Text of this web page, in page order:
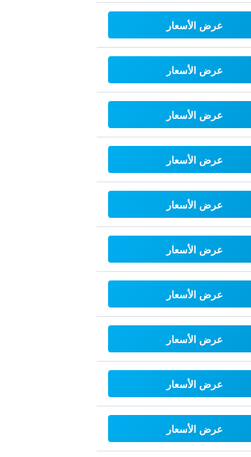
عرض الأسعار
عرض الأسعار
عرض الأسعار
عرض الأسعار
عرض الأسعار
عرض الأسعار
عرض الأسعار
عرض الأسعار
عرض الأسعار
عرض الأسعار